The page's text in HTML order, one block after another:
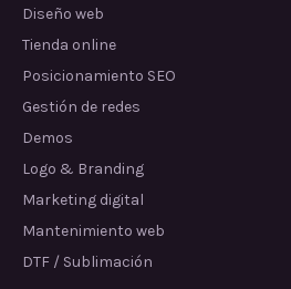
Diseño web
Tienda online
Posicionamiento SEO
Gestión de redes
Demos
Logo & Branding
Marketing digital
Mantenimiento web
DTF / Sublimación